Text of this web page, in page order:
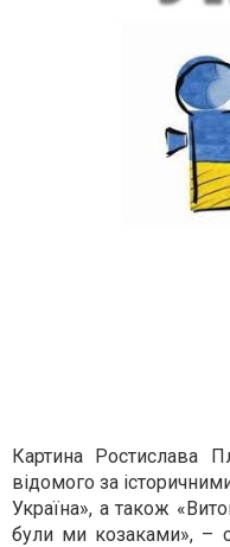
Картина Ростислава
відомого за
Україна», а також
були ми козаками», –